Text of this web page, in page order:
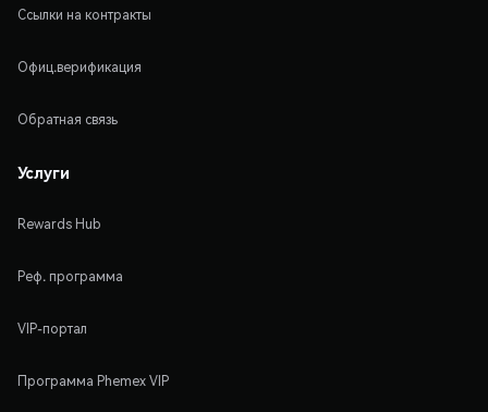
Ссылки на контракты
Офиц.верификация
Обратная связь
Услуги
Rewards Hub
Реф. программа
VIP-портал
Программа Phemex VIP